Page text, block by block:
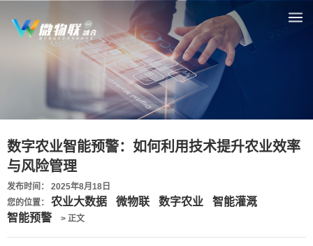
数字农业智能预警：如何利用技术提升农业效率
与风险管理
发布时间： 2025年8月18日
您的位置： 农业大数据 微物联 数字农业
智能灌溉
智能预警
> 正文